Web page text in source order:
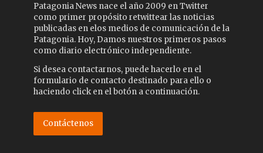
Patagonia News nace el año 2009 en Twitter
como primer propósito retwittear las noticias
publicadas en elos medios de comunicación de la
Patagonia. Hoy, Damos nuestros primeros pasos
como diario electrónico independiente.
Si desea contactarnos, puede hacerlo en el
formulario de contacto destinado para ello o
haciendo click en el botón a continuación.
Contáctenos